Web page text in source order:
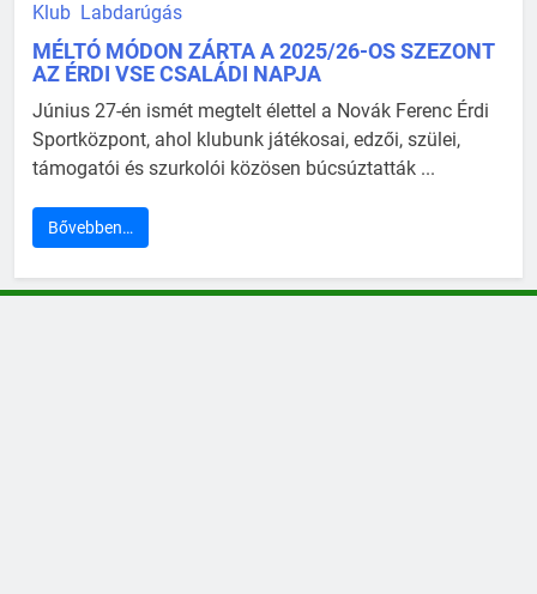
Klub Labdarúgás
MÉLTÓ MÓDON ZÁRTA A 2025/26-OS SZEZONT
AZ ÉRDI VSE CSALÁDI NAPJA
Június 27-én ismét megtelt élettel a Novák Ferenc Érdi
Sportközpont, ahol klubunk játékosai, edzői, szülei,
támogatói és szurkolói közösen búcsúztatták ...
Bővebben…